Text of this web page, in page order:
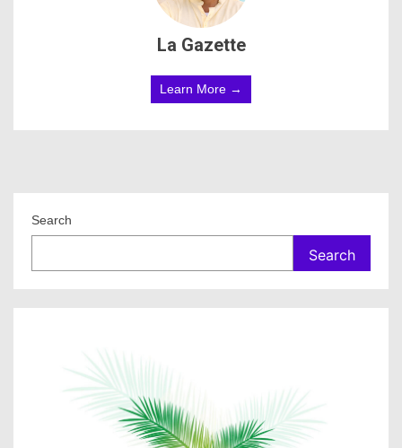
La Gazette
Learn More →
Search
Search